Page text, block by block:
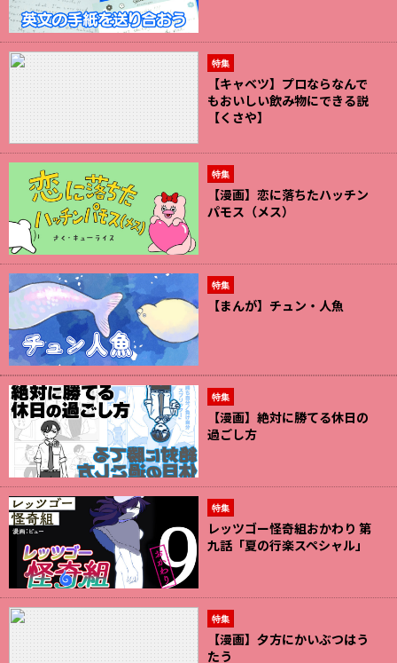
特集
【キャベツ】プロならなんで
もおいしい飲み物にできる説
【くさや】
特集
【漫画】恋に落ちたハッチン
パモス（メス）
特集
【まんが】チュン・人魚
特集
【漫画】絶対に勝てる休日の
過ごし方
特集
レッツゴー怪奇組おかわり 第
九話「夏の行楽スペシャル」
特集
【漫画】夕方にかいぶつはう
たう